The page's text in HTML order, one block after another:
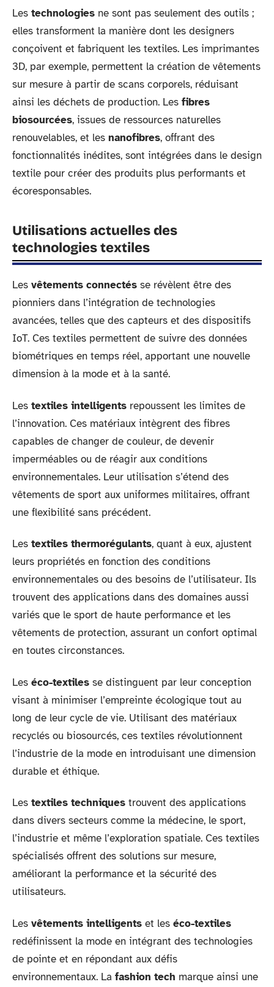
Les technologies ne sont pas seulement des outils ;
elles transforment la manière dont les designers
conçoivent et fabriquent les textiles. Les imprimantes
3D, par exemple, permettent la création de vêtements
sur mesure à partir de scans corporels, réduisant
ainsi les déchets de production. Les fibres
biosourcées, issues de ressources naturelles
renouvelables, et les nanofibres, offrant des
fonctionnalités inédites, sont intégrées dans le design
textile pour créer des produits plus performants et
écoresponsables.
Utilisations actuelles des
technologies textiles
Les vêtements connectés se révèlent être des
pionniers dans l’intégration de technologies
avancées, telles que des capteurs et des dispositifs
IoT. Ces textiles permettent de suivre des données
biométriques en temps réel, apportant une nouvelle
dimension à la mode et à la santé.
Les textiles intelligents repoussent les limites de
l’innovation. Ces matériaux intègrent des fibres
capables de changer de couleur, de devenir
imperméables ou de réagir aux conditions
environnementales. Leur utilisation s’étend des
vêtements de sport aux uniformes militaires, offrant
une flexibilité sans précédent.
Les textiles thermorégulants, quant à eux, ajustent
leurs propriétés en fonction des conditions
environnementales ou des besoins de l’utilisateur. Ils
trouvent des applications dans des domaines aussi
variés que le sport de haute performance et les
vêtements de protection, assurant un confort optimal
en toutes circonstances.
Les éco-textiles se distinguent par leur conception
visant à minimiser l’empreinte écologique tout au
long de leur cycle de vie. Utilisant des matériaux
recyclés ou biosourcés, ces textiles révolutionnent
l’industrie de la mode en introduisant une dimension
durable et éthique.
Les textiles techniques trouvent des applications
dans divers secteurs comme la médecine, le sport,
l’industrie et même l’exploration spatiale. Ces textiles
spécialisés offrent des solutions sur mesure,
améliorant la performance et la sécurité des
utilisateurs.
Les vêtements intelligents et les éco-textiles
redéfinissent la mode en intégrant des technologies
de pointe et en répondant aux défis
environnementaux. La fashion tech marque ainsi une